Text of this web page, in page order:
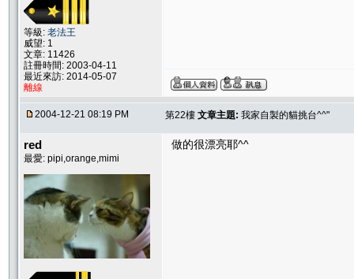
等級: 老法王
威望: 1
文章: 11426
註冊時間: 2003-04-11
最近來訪: 2014-05-07
離線
2004-12-21 08:19 PM 第22樓 文章主題: 我家自製的貓挑台^^"
red
最愛: pipi,orange,mimi
做的很漂亮耶^^